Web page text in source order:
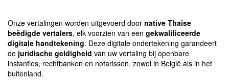
Onze vertalingen worden uitgevoerd door native Thaise
beëdigde vertalers, elk voorzien van een gekwalificeerde
digitale handtekening. Deze digitale ondertekening garandeert
de juridische geldigheid van uw vertaling bij openbare
instanties, rechtbanken en notarissen, zowel in België als in het
buitenland.